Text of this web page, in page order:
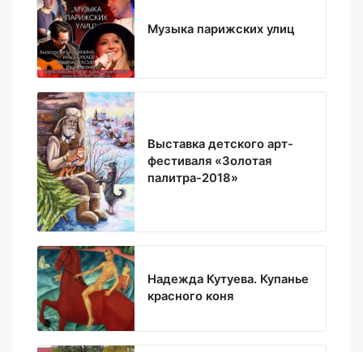
Музыка парижских улиц
Выставка детского арт-
фестиваля «Золотая
палитра-2018»
Надежда Кутуева. Купанье
красного коня